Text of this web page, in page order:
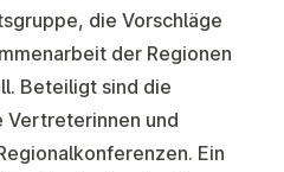
die Vorschläge
der Regionen
Beteiligt sind die
und
Ein